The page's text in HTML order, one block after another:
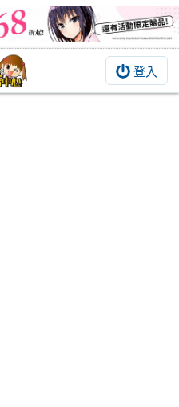
登入